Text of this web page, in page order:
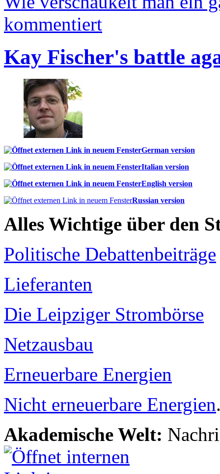
kommentiert
Kay Fischer's battle
German version
Italian version
English version
Russian version
Alles Wichtige über den
Politische Debattenbeiträge
Lieferanten
Die Leipziger Strombörse
Netzausbau
Erneuerbare Energien
Nicht erneuerbare Energien
Akademische Welt: